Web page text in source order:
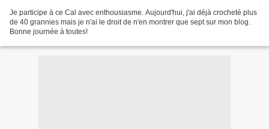
Je participe à ce Cal avec enthousiasme. Aujourd'hui, j'ai déjà crocheté plus
de 40 grannies mais je n'ai le droit de n'en montrer que sept sur mon blog.
Bonne journée à toutes!